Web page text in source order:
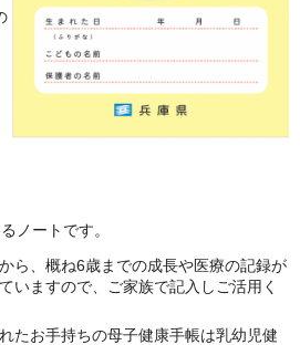
ノートです。
ら、概ね6歳までの成長や医療の記録が
いますので、ご家族で記入しご活用く
たお手持ちの母子健康手帳は乳幼児健